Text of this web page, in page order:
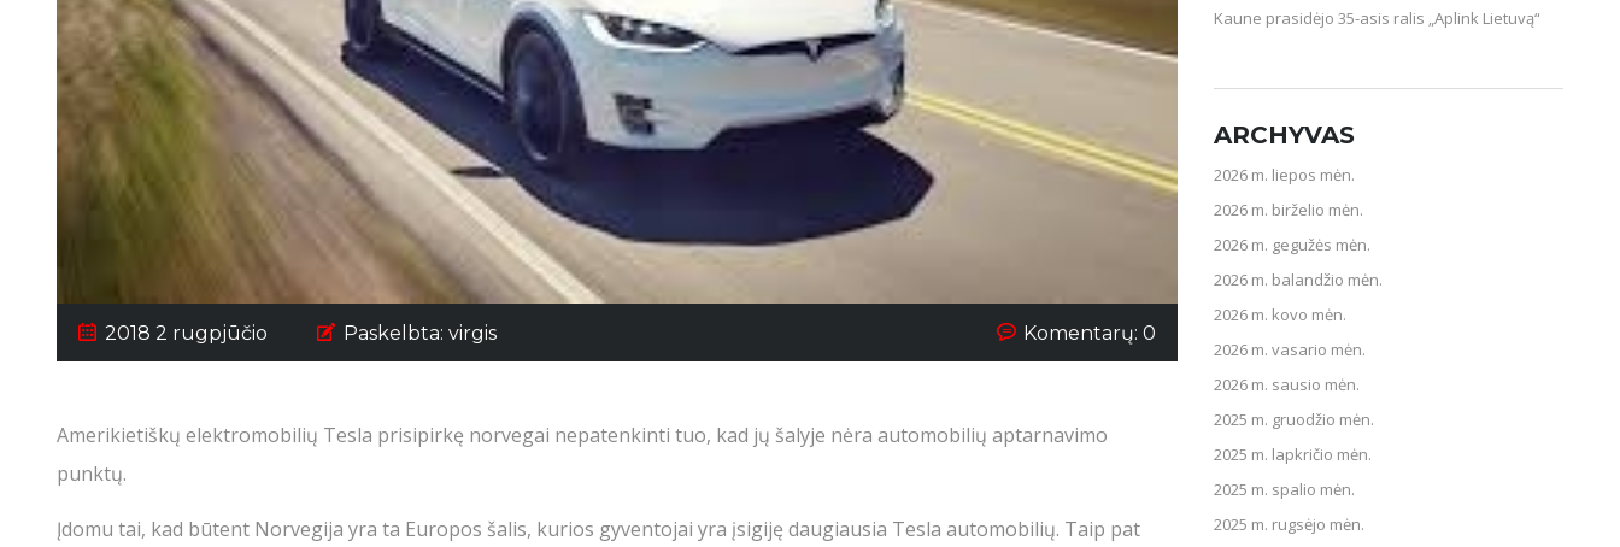
2018 2 rugpjūčio Paskelbta: virgis Komentarų: 0
Amerikietiškų elektromobilių Tesla prisipirkę norvegai nepatenkinti tuo, kad jų šalyje nėra automobilių aptarnavimo
punktų.
Įdomu tai, kad būtent Norvegija yra ta Europos šalis, kurios gyventojai yra įsigiję daugiausia Tesla automobilių. Taip pat
Kaune prasidėjo 35-asis ralis „Aplink Lietuvą“
ARCHYVAS
2026 m. liepos mėn.
2026 m. birželio mėn.
2026 m. gegužės mėn.
2026 m. balandžio mėn.
2026 m. kovo mėn.
2026 m. vasario mėn.
2026 m. sausio mėn.
2025 m. gruodžio mėn.
2025 m. lapkričio mėn.
2025 m. spalio mėn.
2025 m. rugsėjo mėn.